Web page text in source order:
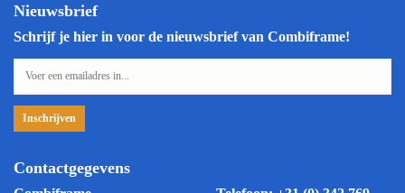
Nieuwsbrief
Schrijf je hier in voor de nieuwsbrief van Combiframe!
Contactgegevens